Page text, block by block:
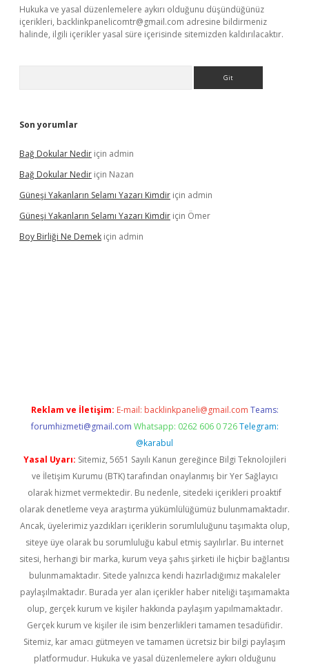
Hukuka ve yasal düzenlemelere aykırı olduğunu düşündüğünüz
içerikleri, backlinkpanelicomtr@gmail.com adresine bildirmeniz
halinde, ilgili içerikler yasal süre içerisinde sitemizden kaldırılacaktır.
Son yorumlar
Bağ Dokular Nedir için admin
Bağ Dokular Nedir için Nazan
Güneşi Yakanların Selamı Yazarı Kimdir için admin
Güneşi Yakanların Selamı Yazarı Kimdir için Ömer
Boy Birliği Ne Demek için admin
Reklam ve İletişim: E-mail: backlinkpaneli@gmail.com Teams:
forumhizmeti@gmail.com Whatsapp: 0262 606 0 726 Telegram:
@karabul
Yasal Uyarı: Sitemiz, 5651 Sayılı Kanun gereğince Bilgi Teknolojileri
ve İletişim Kurumu (BTK) tarafından onaylanmış bir Yer Sağlayıcı
olarak hizmet vermektedir. Bu nedenle, sitedeki içerikleri proaktif
olarak denetleme veya araştırma yükümlülüğümüz bulunmamaktadır.
Ancak, üyelerimiz yazdıkları içeriklerin sorumluluğunu taşımakta olup,
siteye üye olarak bu sorumluluğu kabul etmiş sayılırlar. Bu internet
sitesi, herhangi bir marka, kurum veya şahıs şirketi ile hiçbir bağlantısı
bulunmamaktadır. Sitede yalnızca kendi hazırladığımız makaleler
paylaşılmaktadır. Burada yer alan içerikler haber niteliği taşımamakta
olup, gerçek kurum ve kişiler hakkında paylaşım yapılmamaktadır.
Gerçek kurum ve kişiler ile isim benzerlikleri tamamen tesadüfidir.
Sitemiz, kar amacı gütmeyen ve tamamen ücretsiz bir bilgi paylaşım
platformudur. Hukuka ve yasal düzenlemelere aykırı olduğunu